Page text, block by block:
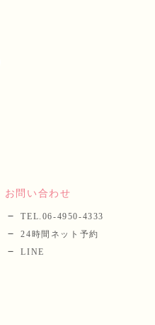
お問い合わせ
TEL.06-4950-4333
24時間ネット予約
LINE